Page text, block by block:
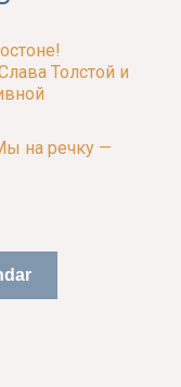
Толстой и
на речку —